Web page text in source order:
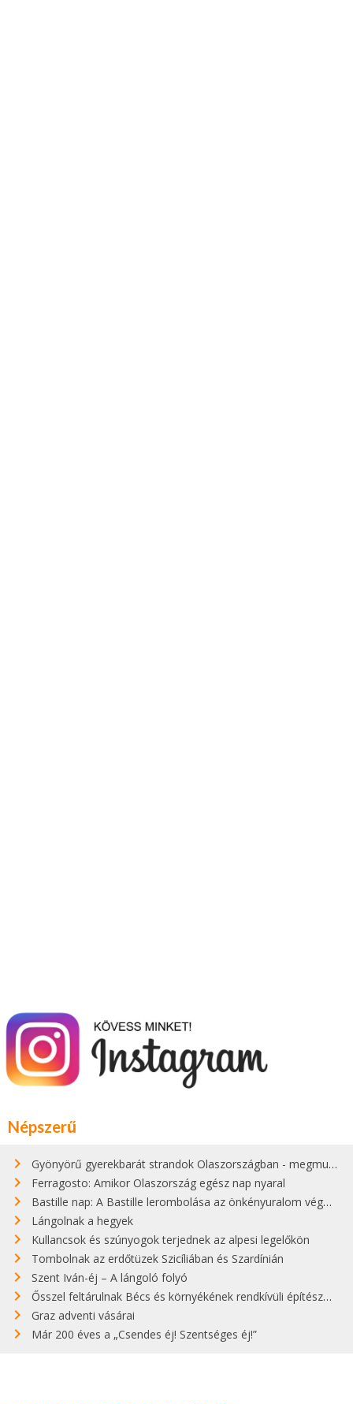
Népszerű
Gyönyörű gyerekbarát strandok Olaszországban - megmutatjuk a 15 legjobbat
Ferragosto: Amikor Olaszország egész nap nyaral
Bastille nap: A Bastille lerombolása az önkényuralom végét jelentette
Lángolnak a hegyek
Kullancsok és szúnyogok terjednek az alpesi legelőkön
Tombolnak az erdőtüzek Szicíliában és Szardínián
Szent Iván-éj – A lángoló folyó
Ősszel feltárulnak Bécs és környékének rendkívüli építészeti kincsei
Graz adventi vásárai
Már 200 éves a „Csendes éj! Szentséges éj!”